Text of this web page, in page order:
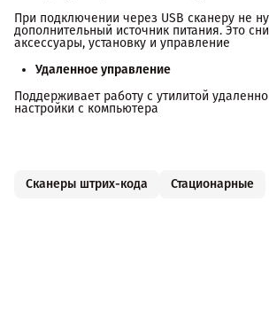
При подключении через USB сканеру не
дополнительный источник питания. Это
аксессуары, установку и управление
Удаленное управление
Поддерживает работу с утилитой
настройки с компьютера
Сканеры штрих-кода Стационарные